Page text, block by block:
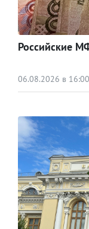
Российские
06.08.2026 в